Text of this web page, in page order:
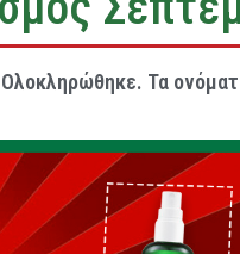
Ολοκληρώθηκε. Τα